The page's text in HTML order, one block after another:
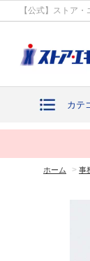
【公式】ストア
カテ
ホーム > 事